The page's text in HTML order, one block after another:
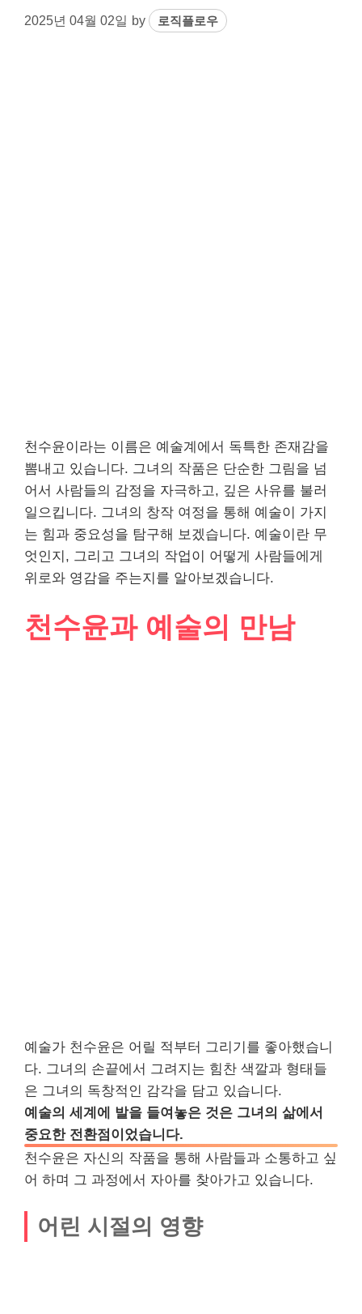
2025년 04월 02일 by 로직플로우
천수윤이라는 이름은 예술계에서 독특한 존재감을
뽐내고 있습니다. 그녀의 작품은 단순한 그림을 넘
어서 사람들의 감정을 자극하고, 깊은 사유를 불러
일으킵니다. 그녀의 창작 여정을 통해 예술이 가지
는 힘과 중요성을 탐구해 보겠습니다. 예술이란 무
엇인지, 그리고 그녀의 작업이 어떻게 사람들에게
위로와 영감을 주는지를 알아보겠습니다.
천수윤과 예술의 만남
예술가 천수윤은 어릴 적부터 그리기를 좋아했습니
다. 그녀의 손끝에서 그려지는 힘찬 색깔과 형태들
은 그녀의 독창적인 감각을 담고 있습니다.
예술의 세계에 발을 들여놓은 것은 그녀의 삶에서
중요한 전환점이었습니다.
천수윤은 자신의 작품을 통해 사람들과 소통하고 싶
어 하며 그 과정에서 자아를 찾아가고 있습니다.
어린 시절의 영향